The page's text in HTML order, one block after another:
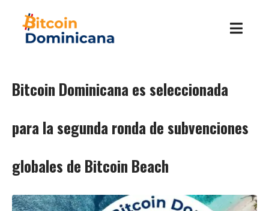
Bitcoin Dominicana es seleccionada
para la segunda ronda de subvenciones
globales de Bitcoin Beach